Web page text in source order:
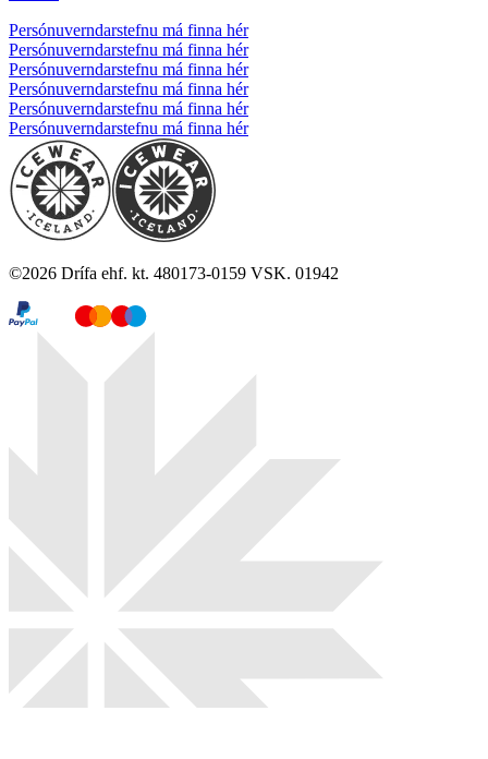
Persónuverndarstefnu má finna hér
Persónuverndarstefnu má finna hér
Persónuverndarstefnu má finna hér
Persónuverndarstefnu má finna hér
Persónuverndarstefnu má finna hér
Persónuverndarstefnu má finna hér
©2026 Drífa ehf. kt. 480173-0159 VSK. 01942